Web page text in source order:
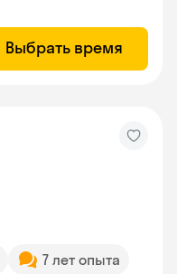
Выбрать время
7 лет опыта